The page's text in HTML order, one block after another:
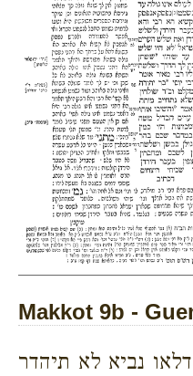
Makkot 9b -
נביא לא תיהדר